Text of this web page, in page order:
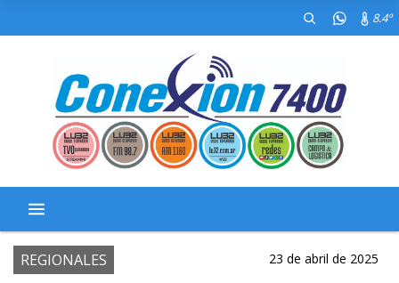
8.4º
REGIONALES 23 de abril de 2025